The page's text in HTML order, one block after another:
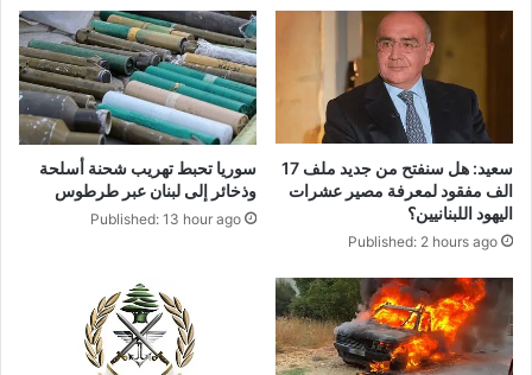
سعيد: هل سنفتح من جديد ملف 17
الف مفقود لمعرفة مصير عشرات
اليهود اللبنانيين؟
Published: 2 hours ago
سوريا تحبط تهريب شحنة أسلحة
وذخائر إلى لبنان عبر طرطوس
Published: 13 hour ago